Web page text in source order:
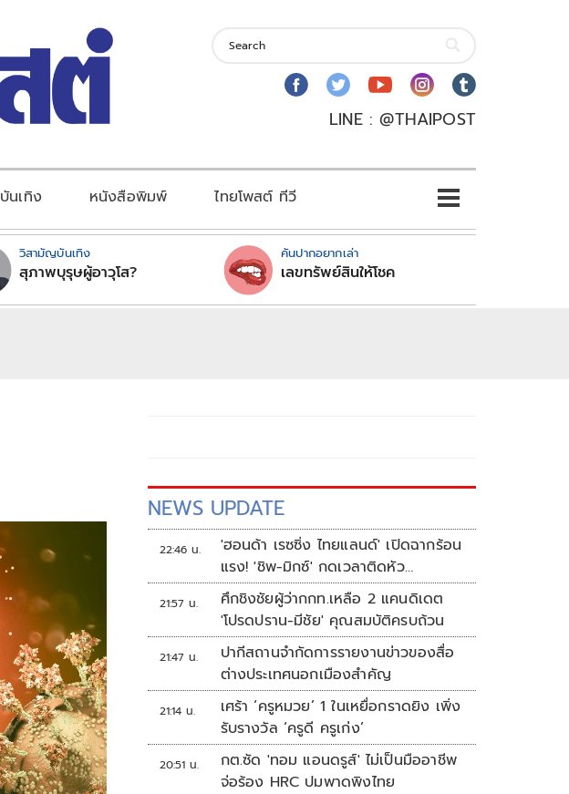
LINE : @THAIPOST
บันเทิง หนังสือพิมพ์ ไทยโพสต์ ทีวี
วิสามัญบันเทิง
สุภาพบุรุษผู้อาวุโส?
คันปากอยากเล่า
เลขทรัพย์สินให้โชค
NEWS UPDATE
22:46 น.
'ฮอนด้า เรซซิ่ง ไทยแลนด์' เปิดฉากร้อน
แรง! 'ชิพ-มิกซ์' กดเวลาติดหัว
แถว ARRC สนาม 4 ที่มัลดาลิกา
21:57 น.
ศึกชิงชัยผู้ว่ากกท.เหลือ 2 แคนดิเดต
'โปรดปราน-มีชัย' คุณสมบัติครบถ้วน
21:47 น.
ปากีสถานจำกัดการรายงานข่าวของสื่อ
ต่างประเทศนอกเมืองสำคัญ
21:14 น.
เศร้า ‘ครูหมวย’ 1 ในเหยื่อกราดยิง เพิ่ง
รับรางวัล ‘ครูดี ครูเก่ง’
20:51 น.
กต.ซัด 'ทอม แอนดรูส์' ไม่เป็นมืออาชีพ
จ่อร้อง HRC ปมพาดพิงไทย